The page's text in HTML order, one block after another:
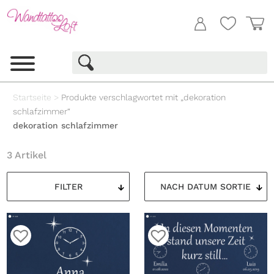
Startseite > Produkte verschlagwortet mit „dekoration
schlafzimmer“
dekoration schlafzimmer
FILTER
3 Artikel